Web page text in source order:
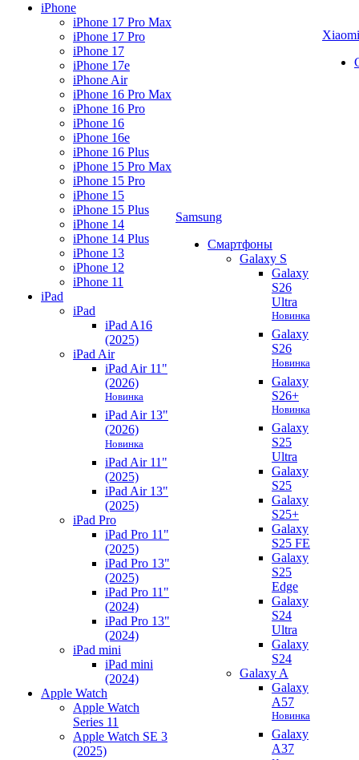
iPhone
iPhone 17 Pro Max
iPhone 17 Pro
iPhone 17
iPhone 17e
iPhone Air
iPhone 16 Pro Max
iPhone 16 Pro
iPhone 16
iPhone 16e
iPhone 16 Plus
iPhone 15 Pro Max
iPhone 15 Pro
iPhone 15
iPhone 15 Plus
iPhone 14
iPhone 14 Plus
iPhone 13
iPhone 12
iPhone 11
iPad
iPad
iPad A16
(2025)
iPad Air
iPad Air 11"
(2026)
Новинка
iPad Air 13"
(2026)
Новинка
iPad Air 11"
(2025)
iPad Air 13"
(2025)
iPad Pro
iPad Pro 11"
(2025)
iPad Pro 13"
(2025)
iPad Pro 11"
(2024)
iPad Pro 13"
(2024)
iPad mini
iPad mini
(2024)
Apple Watch
Apple Watch
Series 11
Apple Watch SE 3
(2025)
Samsung
Смартфоны
Galaxy S
Galaxy
S26
Ultra
Новинка
Galaxy
S26
Новинка
Galaxy
S26+
Новинка
Galaxy
S25
Ultra
Galaxy
S25
Galaxy
S25+
Galaxy
S25 FE
Galaxy
S25
Edge
Galaxy
S24
Ultra
Galaxy
S24
Galaxy A
Galaxy
A57
Новинка
Galaxy
A37
Xiaomi